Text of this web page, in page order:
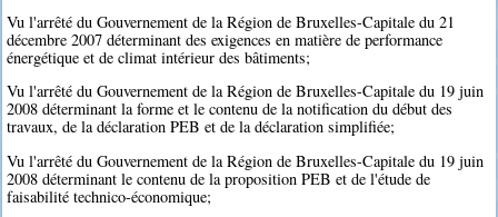
Vu l'arrêté du Gouvernement de la Région de Bruxelles-Capitale du 21
décembre 2007 déterminant des exigences en matière de performance
énergétique et de climat intérieur des bâtiments;
Vu l'arrêté du Gouvernement de la Région de Bruxelles-Capitale du 19 juin
2008 déterminant la forme et le contenu de la notification du début des
travaux, de la déclaration PEB et de la déclaration simplifiée;
Vu l'arrêté du Gouvernement de la Région de Bruxelles-Capitale du 19 juin
2008 déterminant le contenu de la proposition PEB et de l'étude de
faisabilité technico-économique;